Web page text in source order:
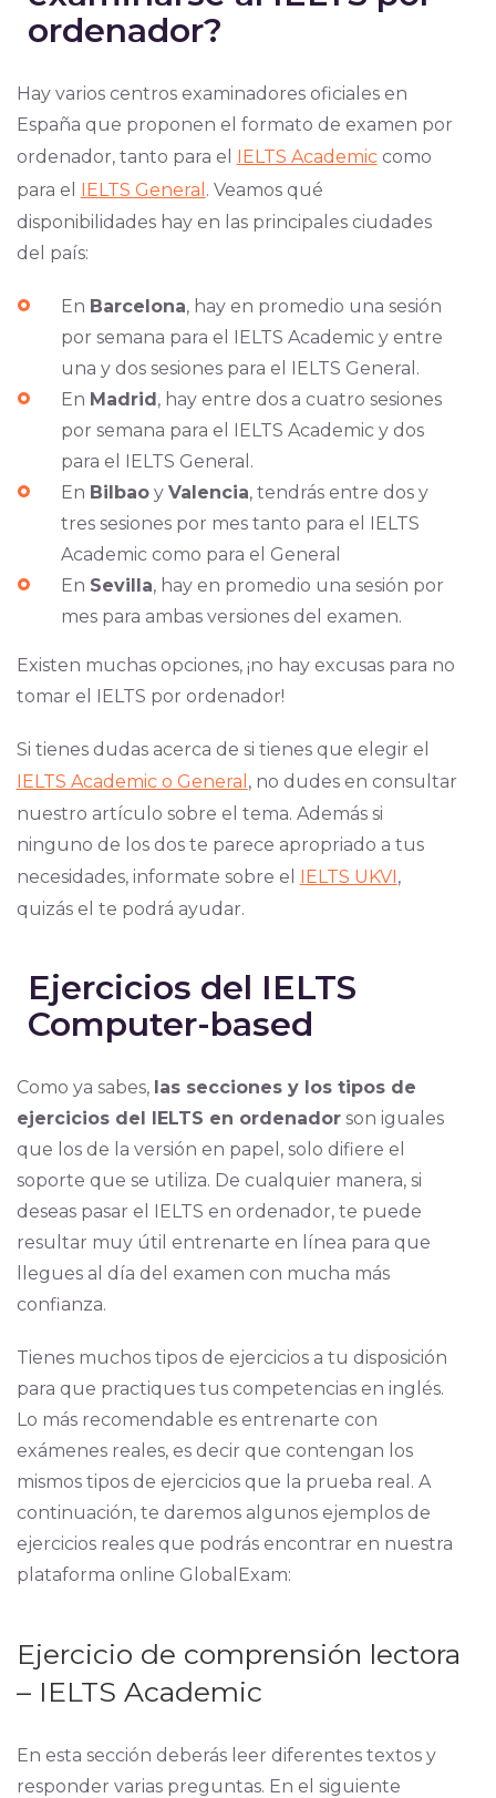
ordenador?
Hay varios centros examinadores oficiales en
España que proponen el formato de examen por
ordenador, tanto para el IELTS Academiccomo
para el IELTS General . Veamos qué
disponibilidades hay en las principales ciudades
del país:
En Barcelona, hay en promedio una sesión
por semana para el IELTS Academic y entre
una y dos sesiones para el IELTS General.
En Madrid, hay entre dos a cuatro sesiones
por semana para el IELTS Academic y dos
para el IELTS General.
En Bilbaoy Valencia, tendrás entre dos y
tres sesiones por mes tanto para el IELTS
Academic como para el General
En Sevilla, hay en promedio una sesión por
mes para ambas versiones del examen.
Existen muchas opciones, ¡no hay excusas para no
tomar el IELTS por ordenador!
Si tienes dudas acerca de si tienes que elegir el
IELTS Academic o General , no dudes en consultar
nuestro artículo sobre el tema. Además si
ninguno de los dos te parece apropriado a tus
necesidades, informate sobre el IELTS UKVI,
quizás el te podrá ayudar.
Ejercicios del IELTS
Computer-based
Como ya sabes, las secciones y los tipos de
ejercicios del IELTS en ordenadorson iguales
que los de la versión en papel, solo difiere el
soporte que se utiliza. De cualquier manera, si
deseas pasar el IELTS en ordenador, te puede
resultar muy útil entrenarte en línea para que
llegues al día del examen con mucha más
confianza.
Tienes muchos tipos de ejercicios a tu disposición
para que practiques tus competencias en inglés.
Lo más recomendable es entrenarte con
exámenes reales, es decir que contengan los
mismos tipos de ejercicios que la prueba real. A
continuación, te daremos algunos ejemplos de
ejercicios reales que podrás encontrar en nuestra
plataforma online GlobalExam:
Ejercicio de comprensión lectora
– IELTS Academic
En esta sección deberás leer diferentes textos y
responder varias preguntas. En el siguiente